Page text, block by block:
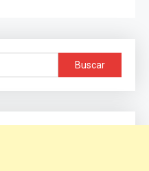
Buscar: